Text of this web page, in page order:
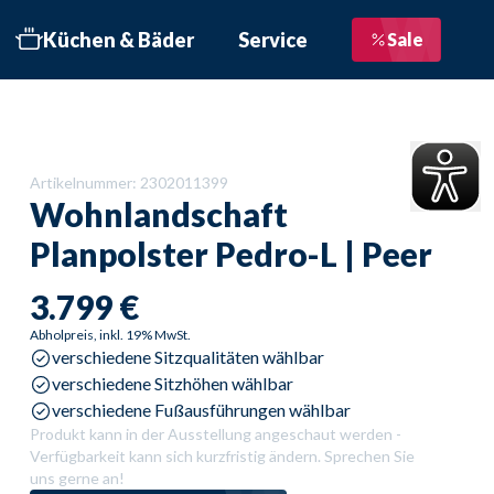
Küchen & Bäder
Göppingen
Geislingen
Schwäbisch
Service
Beratungstermin
Kostenloser Newsletter
Kontakt
Objektausstattung
Sale
Artikelnummer: 2302011399
Wohnlandschaft
Planpolster Pedro-L | Peer
3.799 €
Abholpreis, inkl. 19% MwSt.
verschiedene Sitzqualitäten wählbar
verschiedene Sitzhöhen wählbar
verschiedene Fußausführungen wählbar
Produkt kann in der Ausstellung angeschaut werden -
Verfügbarkeit kann sich kurzfristig ändern. Sprechen Sie
uns gerne an!